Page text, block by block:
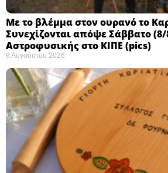
Με το βλέμμα στον ουρανό το
Συνεχίζονται απόψε Σάββατο (8/
Αστροφυσικής στο ΚΙΠΕ (pics)
8 Αυγούστου 2026